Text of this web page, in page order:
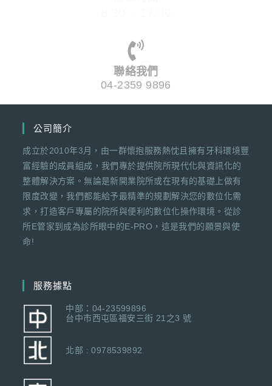
聯絡我們
04-2359 9896
公司簡介
成立於2010年3月，由一群懷抱服務熱忱且擁有牙科環境豐
富經驗的成員組成，我們專於提供院所現代化與資訊化的
整體解決方案。無論是新開業院所或在現有的基礎上做有
限度改變，我們都能給予最精準的規劃解決您的數位化需
求，打造客戶專屬的院所與便利的數位化操作環境。從診
所E管家到成為診所眼中的E-PRO，這是我們的願景與使
命!
服務據點
中部：04-23599896
台中市西屯區福安三街 21之3 號
北部 : 0978539892